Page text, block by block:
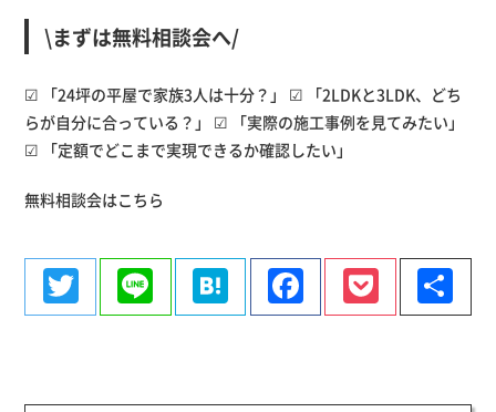
\まずは無料相談会へ/
☑ 「24坪の平屋で家族3人は十分？」 ☑ 「2LDKと3LDK、どち
らが自分に合っている？」 ☑ 「実際の施工事例を見てみたい」
☑ 「定額でどこまで実現できるか確認したい」
無料相談会はこちら
TwitterLine HatenaFacebook
Pocket
有